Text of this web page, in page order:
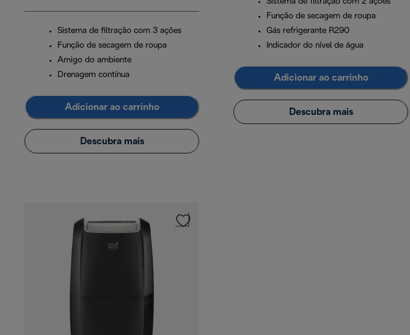
Sistema de filtração com 3 ações
Função de secagem de roupa
Amigo do ambiente
Drenagem contínua
Adicionar ao carrinho
Descubra mais
Sistema de filtração com 2 ações
Função de secagem de roupa
Gás refrigerante R290
Indicador do nível de água
Adicionar ao carrinho
Descubra mais